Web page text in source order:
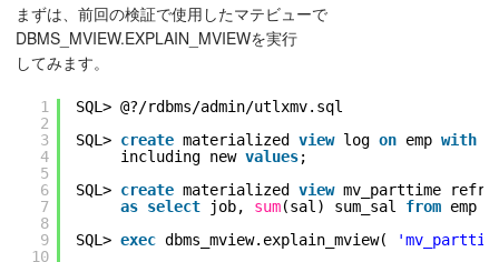
まずは、前回の検証で使用したマテビューで
DBMS_MVIEW.EXPLAIN_MVIEWを実行
してみます。
1
2
3
4
5
6
7
8
9
10
SQL> @?/rdbms/admin/utlxmv.sql
SQL> create materialized view log on emp with
including new values;
SQL> create materialized view mv_parttime
as select job, sum(sal) sum_sal from emp
SQL> exec dbms_mview.explain_mview(